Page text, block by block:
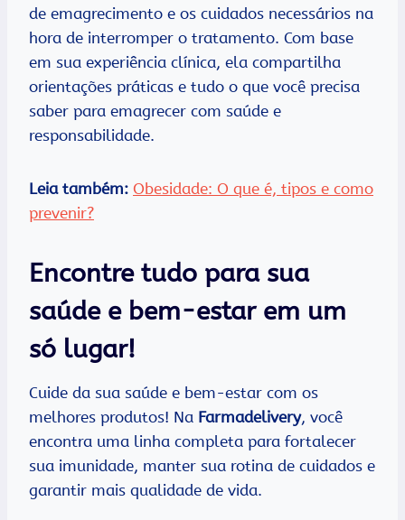
de emagrecimento e os cuidados necessários na
hora de interromper o tratamento. Com base
em sua experiência clínica, ela compartilha
orientações práticas e tudo o que você precisa
saber para emagrecer com saúde e
responsabilidade.
Leia também: Obesidade: O que é, tipos e como
prevenir?
Encontre tudo para sua
saúde e bem-estar em um
só lugar!
Cuide da sua saúde e bem-estar com os
melhores produtos! Na Farmadelivery, você
encontra uma linha completa para fortalecer
sua imunidade, manter sua rotina de cuidados e
garantir mais qualidade de vida.